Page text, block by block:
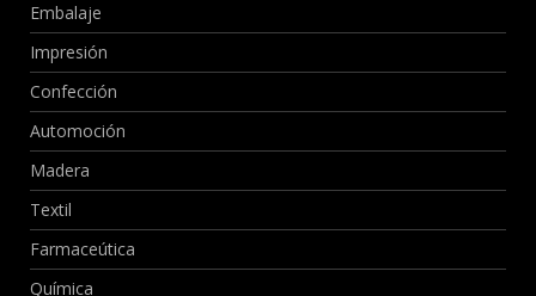
Embalaje
Impresión
Confección
Automoción
Madera
Textil
Farmaceútica
Química